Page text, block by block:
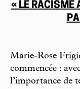
« LE RACISME
Marie-Rose
commencée :
l’importance de